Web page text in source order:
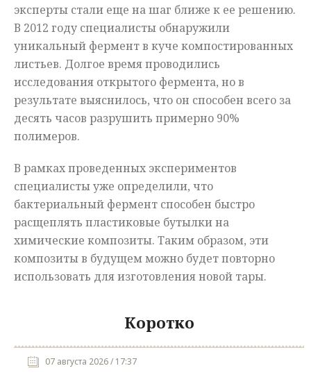
эксперты стали еще на шаг ближе к ее решению.
В 2012 году специалисты обнаружили
уникальный фермент в куче компостированных
листьев. Долгое время проводились
исследования открытого фермента, но в
результате выяснилось, что он способен всего за
десять часов разрушить примерно 90%
полимеров.
В рамках проведенных экспериментов
специалисты уже определили, что
бактериальный фермент способен быстро
расщеплять пластиковые бутылки на
химические композиты. Таким образом, эти
композиты в будущем можно будет повторно
использовать для изготовления новой тары.
Коротко
07 августа 2026 / 17:37